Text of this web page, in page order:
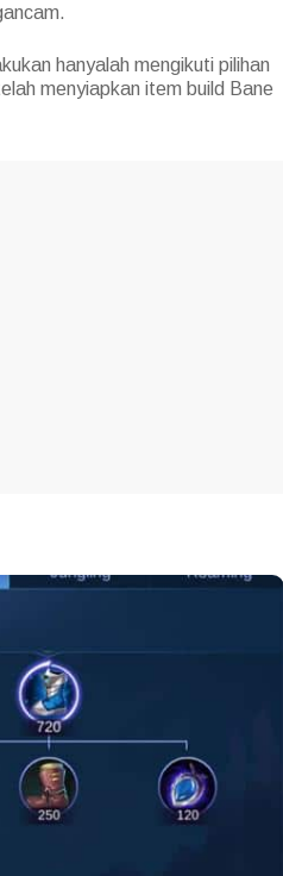
hanyalah mengikuti pilihan
menyiapkan item build Bane